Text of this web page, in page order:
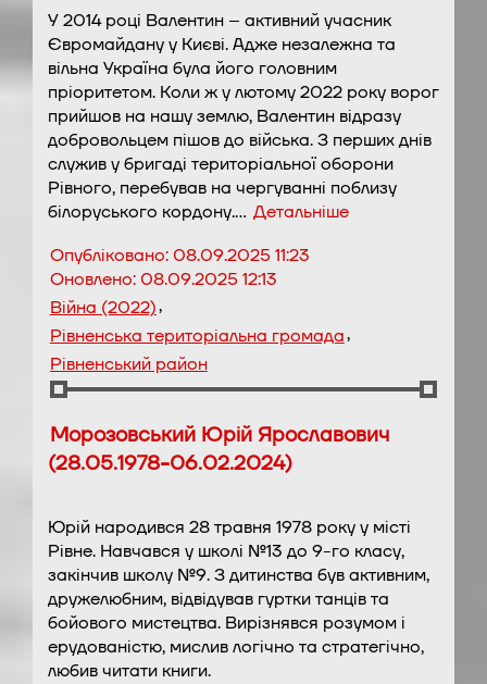
У 2014 році Валентин – активний учасник
Євромайдану у Києві. Адже незалежна та
вільна Україна була його головним
пріоритетом. Коли ж у лютому 2022 року ворог
прийшов на нашу землю, Валентин відразу
добровольцем пішов до війська. З перших днів
служив у бригаді територіальної оборони
Рівного, перебував на чергуванні поблизу
білоруського кордону.… Детальніше
Опубліковано:08.09.2025 11:23
Оновлено:08.09.2025 12:13
Війна (2022),
Рівненська територіальна громада,
Рівненський район
Морозовський Юрій Ярославович
(28.05.1978-06.02.2024)
Юрій народився 28 травня 1978 року у місті
Рівне. Навчався у школі №13 до 9-го класу,
закінчив школу №9. З дитинства був активним,
дружелюбним, відвідував гуртки танців та
бойового мистецтва. Вирізнявся розумом і
ерудованістю, мислив логічно та стратегічно,
любив читати книги.